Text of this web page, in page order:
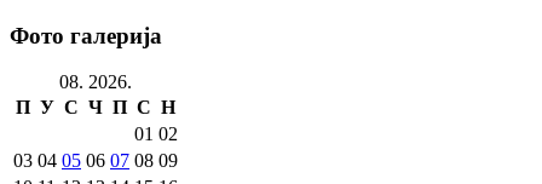
Фото галерија
08. 2026.
П У С Ч П С Н
01 02
03 04 05 06 07 08 09